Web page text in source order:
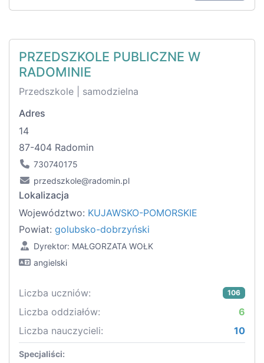
PRZEDSZKOLE PUBLICZNE W
RADOMINIE
Przedszkole | samodzielna
Adres
14
87-404 Radomin
730740175
przedszkole@radomin.pl
Lokalizacja
Województwo: KUJAWSKO-POMORSKIE
Powiat: golubsko-dobrzyński
Dyrektor: MAŁGORZATA WOŁK
angielski
Liczba uczniów: 106
Liczba oddziałów:
6
Liczba nauczycieli:
10
Specjaliści: